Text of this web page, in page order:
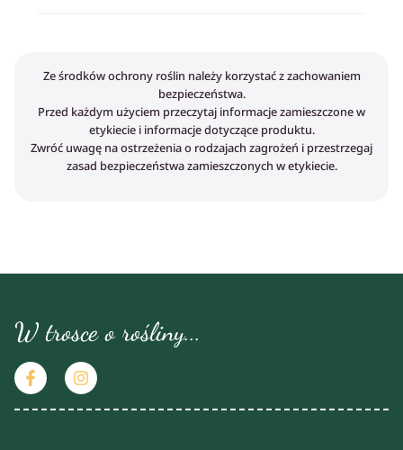
Ze środków ochrony roślin należy korzystać z zachowaniem
bezpieczeństwa.
Przed każdym użyciem przeczytaj informacje zamieszczone w
etykiecie i informacje dotyczące produktu.
Zwróć uwagę na ostrzeżenia o rodzajach zagrożeń i przestrzegaj
zasad bezpieczeństwa zamieszczonych w etykiecie.
W trosce o rośliny...